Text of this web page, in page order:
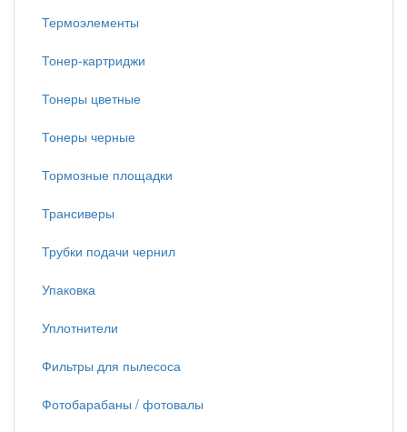
Термоэлементы
Тонер-картриджи
Тонеры цветные
Тонеры черные
Тормозные площадки
Трансиверы
Трубки подачи чернил
Упаковка
Уплотнители
Фильтры для пылесоса
Фотобарабаны / фотовалы